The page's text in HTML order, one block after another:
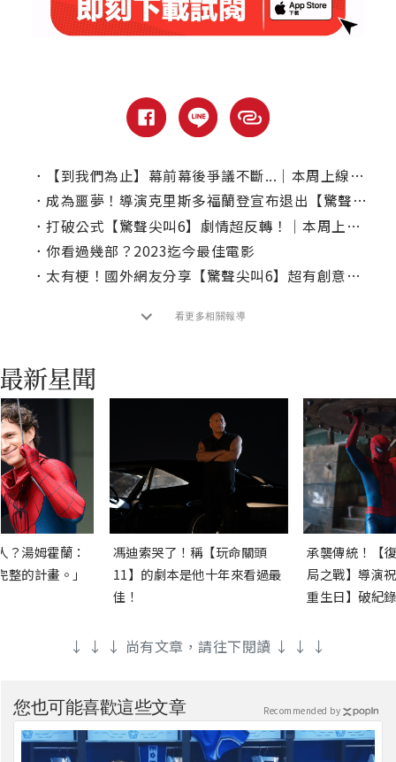
．
【到我們為止】幕前幕後爭議不斷...｜本周上線、電視首播推薦
． 成為噩夢！導演克里斯多福蘭登宣布退出【驚聲尖叫7】
． 打破公式【驚聲尖叫6】劇情超反轉！｜本周上線、電視首播推薦
． 你看過幾部？2023迄今最佳電影
． 太有梗！國外網友分享【驚聲尖叫6】超有創意映前活動
看更多相關報導
？湯姆霍蘭：
的計畫。」
馮迪索哭了！稱【玩命關頭
11】的劇本是他十年來看過最
佳！
承襲傳統！【
局之戰】導演
重生日】破紀
↓ ↓ ↓ 尚有文章，請往下閱讀 ↓ ↓ ↓
您也可能喜歡這些文章 Recommended by